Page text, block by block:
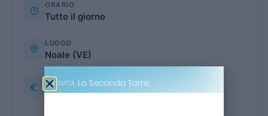
ORARIO
Tutto il giorno
LUOGO
Noale (VE)
COSTO
GRATUITO